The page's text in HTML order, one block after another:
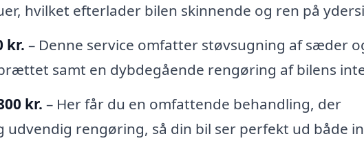
hvilket efterlader bilen skinnende og ren på
kr. – Denne service omfatter støvsugning af sæder
samt en dybdegående rengøring af bilens
kr. – Her får du en omfattende behandling, der
rengøring, så din bil ser perfekt ud både